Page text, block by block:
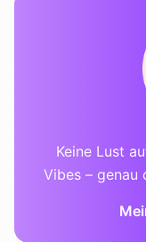
Keine Lust
Vibes – genau